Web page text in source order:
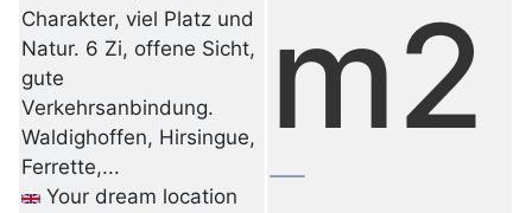
Charakter, viel Platz und
Natur. 6 Zi, offene Sicht,
gute
Verkehrsanbindung.
Waldighoffen, Hirsingue,
Ferrette,...
Your dream location
m2